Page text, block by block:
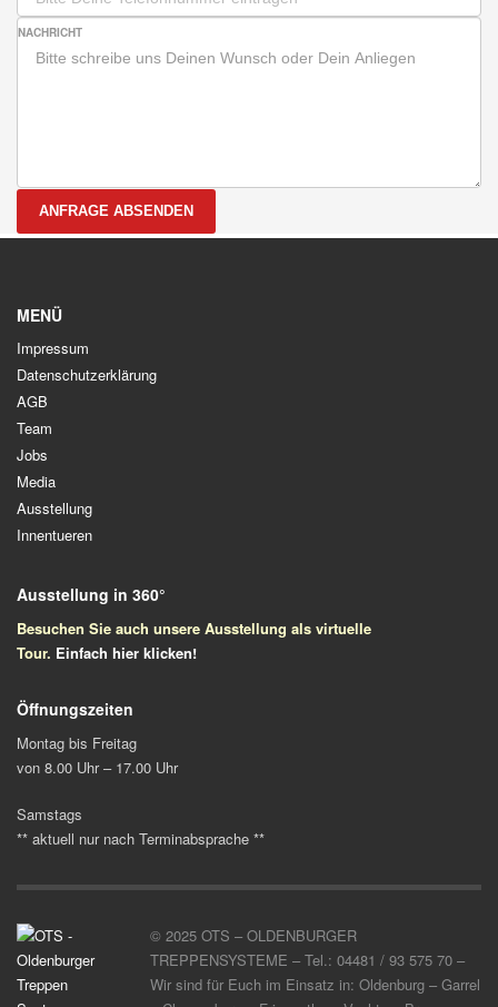
NACHRICHT
ANFRAGE ABSENDEN
MENÜ
Impressum
Datenschutzerklärung
AGB
Team
Jobs
Media
Ausstellung
Innentueren
Ausstellung in 360°
Besuchen Sie auch unsere Ausstellung als virtuelle
Tour. Einfach hier klicken!
Öffnungszeiten
Montag bis Freitag
von 8.00 Uhr – 17.00 Uhr
Samstags
** aktuell nur nach Terminabsprache **
© 2025 OTS – OLDENBURGER
TREPPENSYSTEME – Tel.: 04481 / 93 575 70 –
Wir sind für Euch im Einsatz in: Oldenburg – Garrel